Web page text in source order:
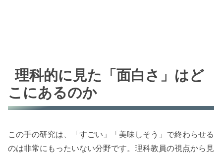
理科的に見た「面白さ」はど
こにあるのか
この手の研究は、「すごい」「美味しそう」で終わらせる
のは非常にもったいない分野です。理科教員の視点から見